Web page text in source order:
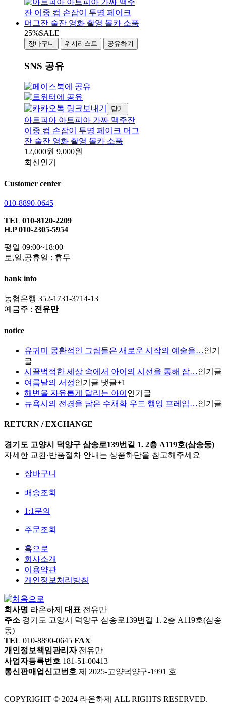
25%SALE
장바구니 위시리스트 공유하기
SNS 공유
닫기
아트피아 아트피아 가짜 맥주잔
이중 컵 손잡이 투명 페이크 머그
잔 술잔 영화 촬영 몰카 소품
12,000원 9,000원
최신인기
Customer center
010-8890-0645
TEL 010-8120-2209
H.P 010-2305-5954
평일 09:00~18:00
토,일,공휴일 : 휴무
bank info
농협은행 352-1731-3714-13
예금주 : 전유만
notice
유귀미 몽환적인 그림들은 새로운 시작의 예술을…인기
글
시끌벅적한 세상 속에서 아이의 시선을 통해 잠…인기글
여름날의 서정인기글 댓글+1
해변을 자유롭게 달리는 아이 인기글
뉴욕시의 전경을 담은 수채화 우드 행잉 프레임…인기글
RETURN / EXCHANGE
경기도 고양시 덕양구 삼송로139번길 1. 2층 A119호(삼송동)
자세한 교환·반품절차 안내는 상품하단을 참고해주세요
장바구니
배송조회
1:1문의
주문조회
홈으로
회사소개
이용약관
개인정보처리방침
회사명 라온하제 대표 전유만
주소 경기도 고양시 덕양구 삼송로139번길 1. 2층 A119호(삼송
동)
TEL 010-8890-0645 FAX
개인정보책임관리자전유만
사업자등록번호 181-51-00413
통신판매업신고번호 제 2025-고양덕양구-1991 호
COPYRIGHT © 2024 라온하제 ALL RIGHTS RESERVED.